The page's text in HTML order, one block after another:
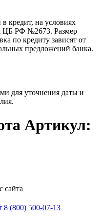
кредит, на условиях
ЦБ РФ №2673. Размер
по кредиту зависят от
предложений банка.
для уточнения даты и
Артикул:
сайта
8 (800) 500-07-13